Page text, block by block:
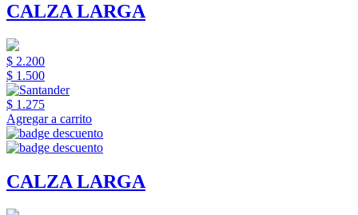
CALZA LARGA
$ 2.200
$ 1.500
$ 1.275
Agregar a carrito
CALZA LARGA